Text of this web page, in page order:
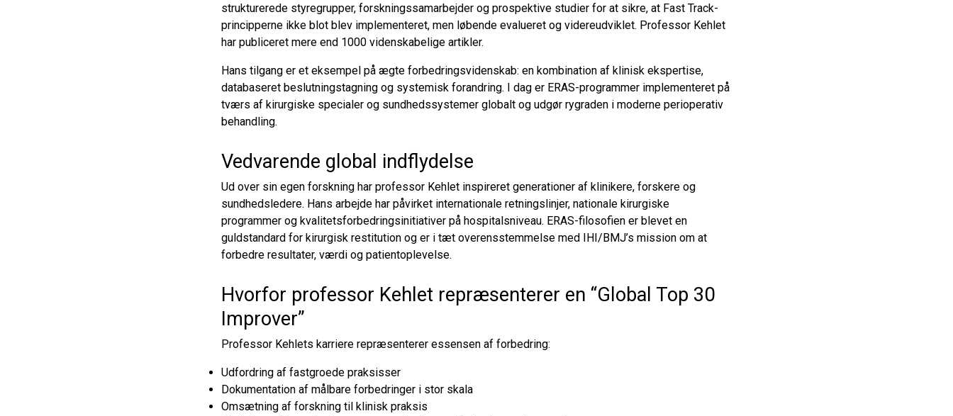
strukturerede styregrupper, forskningssamarbejder og prospektive studier for at sikre, at Fast Track-
principperne ikke blot blev implementeret, men løbende evalueret og videreudviklet. Professor Kehlet
har publiceret mere end 1000 videnskabelige artikler.
Hans tilgang er et eksempel på ægte forbedringsvidenskab: en kombination af klinisk ekspertise,
databaseret beslutningstagning og systemisk forandring. I dag er ERAS-programmer implementeret på
tværs af kirurgiske specialer og sundhedssystemer globalt og udgør rygraden i moderne perioperativ
behandling.
Vedvarende global indflydelse
Ud over sin egen forskning har professor Kehlet inspireret generationer af klinikere, forskere og
sundhedsledere. Hans arbejde har påvirket internationale retningslinjer, nationale kirurgiske
programmer og kvalitetsforbedringsinitiativer på hospitalsniveau. ERAS-filosofien er blevet en
guldstandard for kirurgisk restitution og er i tæt overensstemmelse med IHI/BMJ’s mission om at
forbedre resultater, værdi og patientoplevelse.
Hvorfor professor Kehlet repræsenterer en “Global Top 30
Improver”
Professor Kehlets karriere repræsenterer essensen af forbedring:
Udfordring af fastgroede praksisser
Dokumentation af målbare forbedringer i stor skala
Omsætning af forskning til klinisk praksis